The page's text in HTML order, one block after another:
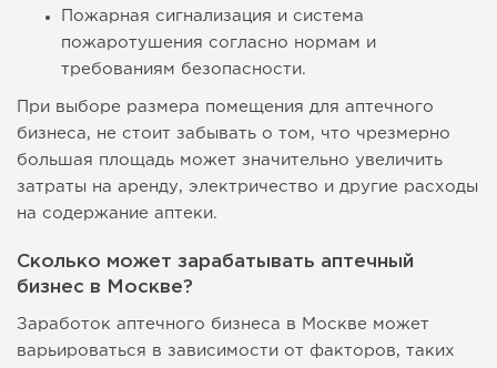
Пожарная сигнализация и система
пожаротушения согласно нормам и
требованиям безопасности.
При выборе размера помещения для аптечного
бизнеса, не стоит забывать о том, что чрезмерно
большая площадь может значительно увеличить
затраты на аренду, электричество и другие расходы
на содержание аптеки.
Сколько может зарабатывать аптечный
бизнес в Москве?
Заработок аптечного бизнеса в Москве может
варьироваться в зависимости от факторов, таких